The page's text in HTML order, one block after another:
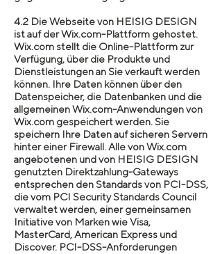
4.2 Die Web­seite von HEISIG DESIGN
ist auf der Wix.com-Plattform gehostet.
Wix.com stellt die Online-Plattform zur
Verfügung, über die Produkte und
Dienstleistungen an Sie verkauft werden
können. Ihre Daten können über den
Datenspeicher, die Datenbanken und die
allgemeinen Wix.com-Anwendungen von
Wix.com gespeichert werden. Sie
speichern Ihre Daten auf sicheren Servern
hinter einer Firewall. Alle von Wix.com
angebotenen und von HEISIG DESIGN
genutzten Direktzahlung-Gateways
entsprechen den Standards von PCI-DSS,
die vom PCI Security Standards Council
verwaltet werden, einer gemeinsamen
Initiative von Marken wie Visa,
MasterCard, American Express und
Discover. PCI-DSS-Anforderungen